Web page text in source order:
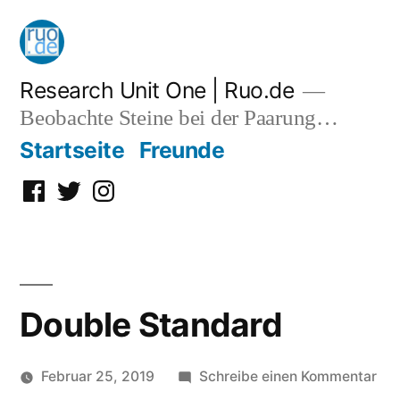
Zum
Inhalt
springen
Research Unit One | Ruo.de
Beobachte Steine bei der Paarung…
Startseite Freunde
Facebook
TwitterInstagram
Double Standard
Februar 25, 2019 Schreibe einen Kommentarzu